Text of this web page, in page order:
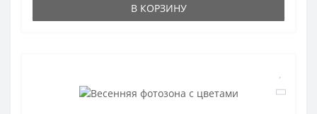
В КОРЗИНУ